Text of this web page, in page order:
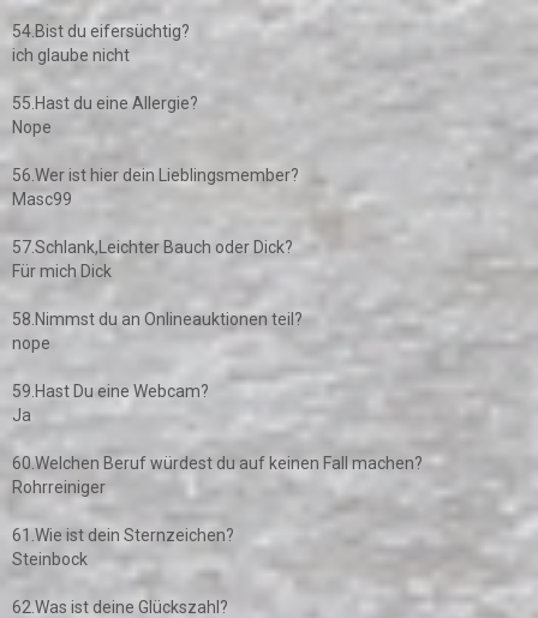
54.Bist du eifersüchtig?
ich glaube nicht
55.Hast du eine Allergie?
Nope
56.Wer ist hier dein Lieblingsmember?
Masc99
57.Schlank,Leichter Bauch oder Dick?
Für mich Dick
58.Nimmst du an Onlineauktionen teil?
nope
59.Hast Du eine Webcam?
Ja
60.Welchen Beruf würdest du auf keinen Fall machen?
Rohrreiniger
61.Wie ist dein Sternzeichen?
Steinbock
62.Was ist deine Glückszahl?